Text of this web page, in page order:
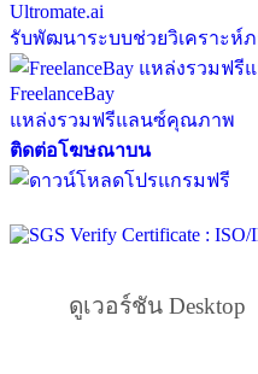
Ultromate.ai
รับพัฒนาระบบช่วยวิเคราะห์
FreelanceBay
แหล่งรวมฟรีแลนซ์คุณภาพ
ติดต่อโฆษณาบน
ดูเวอร์ชัน Desktop